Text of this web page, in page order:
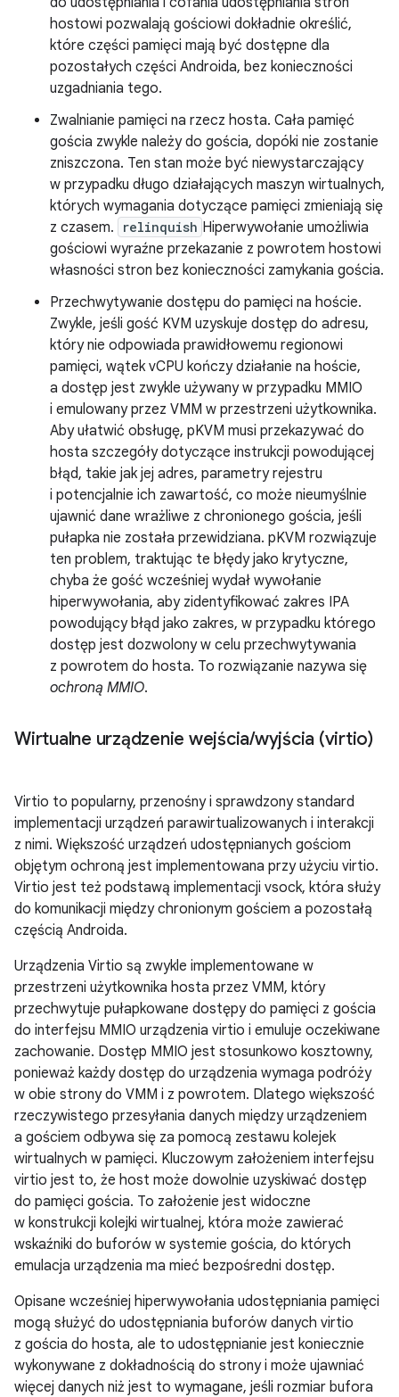
hostowi pozwalają gościowi dokładnie określić,
które części pamięci mają być dostępne dla
pozostałych części Androida, bez konieczności
uzgadniania tego.
Zwalnianie pamięci na rzecz hosta. Cała pamięć
gościa zwykle należy do gościa, dopóki nie zostanie
zniszczona. Ten stan może być niewystarczający
w przypadku długo działających maszyn wirtualnych,
których wymagania dotyczące pamięci zmieniają się
z czasem.
relinquish Hiperwywołanie umożliwia
gościowi wyraźne przekazanie z powrotem hostowi
własności stron bez konieczności zamykania gościa.
Przechwytywanie dostępu do pamięci na hoście.
Zwykle, jeśli gość KVM uzyskuje dostęp do adresu,
który nie odpowiada prawidłowemu regionowi
pamięci, wątek vCPU kończy działanie na hoście,
a dostęp jest zwykle używany w przypadku MMIO
i emulowany przez VMM w przestrzeni użytkownika.
Aby ułatwić obsługę, pKVM musi przekazywać do
hosta szczegóły dotyczące instrukcji powodującej
błąd, takie jak jej adres, parametry rejestru
i potencjalnie ich zawartość, co może nieumyślnie
ujawnić dane wrażliwe z chronionego gościa, jeśli
pułapka nie została przewidziana. pKVM rozwiązuje
ten problem, traktując te błędy jako krytyczne,
chyba że gość wcześniej wydał wywołanie
hiperwywołania, aby zidentyfikować zakres IPA
powodujący błąd jako zakres, w przypadku którego
dostęp jest dozwolony w celu przechwytywania
z powrotem do hosta. To rozwiązanie nazywa się
ochroną MMIO.
Wirtualne urządzenie wejścia/wyjścia (virtio)
Virtio to popularny, przenośny i sprawdzony standard
implementacji urządzeń parawirtualizowanych i interakcji
z nimi. Większość urządzeń udostępnianych gościom
objętym ochroną jest implementowana przy użyciu virtio.
Virtio jest też podstawą implementacji vsock, która służy
do komunikacji między chronionym gościem a pozostałą
częścią Androida.
Urządzenia Virtio są zwykle implementowane w
przestrzeni użytkownika hosta przez VMM, który
przechwytuje pułapkowane dostępy do pamięci z gościa
do interfejsu MMIO urządzenia virtio i emuluje oczekiwane
zachowanie. Dostęp MMIO jest stosunkowo kosztowny,
ponieważ każdy dostęp do urządzenia wymaga podróży
w obie strony do VMM i z powrotem. Dlatego większość
rzeczywistego przesyłania danych między urządzeniem
a gościem odbywa się za pomocą zestawu kolejek
wirtualnych w pamięci. Kluczowym założeniem interfejsu
virtio jest to, że host może dowolnie uzyskiwać dostęp
do pamięci gościa. To założenie jest widoczne
w konstrukcji kolejki wirtualnej, która może zawierać
wskaźniki do buforów w systemie gościa, do których
emulacja urządzenia ma mieć bezpośredni dostęp.
Opisane wcześniej hiperwywołania udostępniania pamięci
mogą służyć do udostępniania buforów danych virtio
z gościa do hosta, ale to udostępnianie jest koniecznie
wykonywane z dokładnością do strony i może ujawniać
więcej danych niż jest to wymagane, jeśli rozmiar bufora